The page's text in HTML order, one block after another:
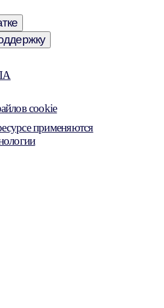
cookie
применяются